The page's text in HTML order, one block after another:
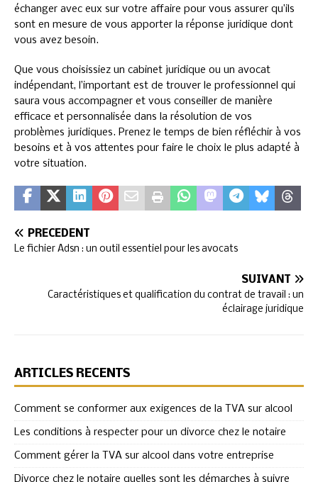
échanger avec eux sur votre affaire pour vous assurer qu’ils
sont en mesure de vous apporter la réponse juridique dont
vous avez besoin.
Que vous choisissiez un cabinet juridique ou un avocat
indépendant, l’important est de trouver le professionnel qui
saura vous accompagner et vous conseiller de manière
efficace et personnalisée dans la résolution de vos
problèmes juridiques. Prenez le temps de bien réfléchir à vos
besoins et à vos attentes pour faire le choix le plus adapté à
votre situation.
PRÉCÉDENT
Le fichier Adsn : un outil essentiel pour les avocats
SUIVANT
Caractéristiques et qualification du contrat de travail : un
éclairage juridique
ARTICLES RÉCENTS
Comment se conformer aux exigences de la TVA sur alcool
Les conditions à respecter pour un divorce chez le notaire
Comment gérer la TVA sur alcool dans votre entreprise
Divorce chez le notaire quelles sont les démarches à suivre